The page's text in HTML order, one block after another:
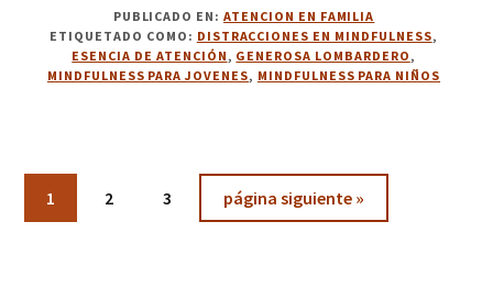
2.
DISTRACCIONES
GRACIOSAS
PUBLICADO EN:ATENCION EN FAMILIA
ETIQUETADO COMO: DISTRACCIONES EN MINDFULNESS,
ESENCIA DE ATENCIÓN , GENEROSA LOMBARDERO ,
MINDFULNESS PARA JOVENES, MINDFULNESS PARA NIÑOS
Página
1 Página
2 Página
3
Ir
a
página siguiente »